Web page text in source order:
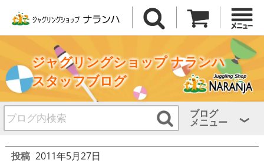
ジャグリングショップ ナランハ
スタッフブログ
ブログ
メニュー
投稿 2011年5月27日